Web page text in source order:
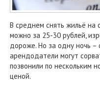
В среднем снять жильё на
можно за 25-30 рублей,
дороже. Но за одну ночь –
арендодатели могут
позвонили по нескольким
ценой.